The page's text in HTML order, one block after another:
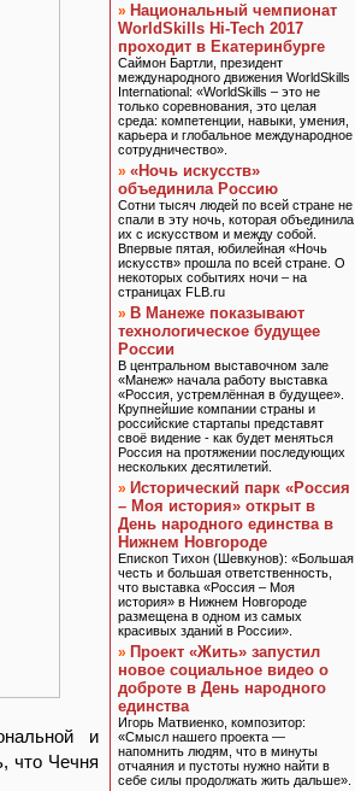
и
что Чечня
» Национальный чемпионат
WorldSkills Hi-Tech 2017
проходит в Екатеринбурге
Саймон Бартли, президент
международного движения WorldSkills
International: «WorldSkills – это не
только соревнования, это целая
среда: компетенции, навыки, умения,
карьера и глобальное международное
сотрудничество».
» «Ночь искусств»
объединила Россию
Сотни тысяч людей по всей стране не
спали в эту ночь, которая объединила
их с искусством и между собой.
Впервые пятая, юбилейная «Ночь
искусств» прошла по всей стране. О
некоторых событиях ночи – на
страницах FLB.ru
» В Манеже показывают
технологическое будущее
России
В центральном выставочном зале
«Манеж» начала работу выставка
«Россия, устремлённая в будущее».
Крупнейшие компании страны и
российские стартапы представят
своё видение - как будет меняться
Россия на протяжении последующих
нескольких десятилетий.
» Исторический парк «Россия
– Моя история» открыт в
День народного единства в
Нижнем Новгороде
Епископ Тихон (Шевкунов): «Большая
честь и большая ответственность,
что выставка «Россия – Моя
история» в Нижнем Новгороде
размещена в одном из самых
красивых зданий в России».
» Проект «Жить» запустил
новое социальное видео о
доброте в День народного
единства
Игорь Матвиенко, композитор:
«Смысл нашего проекта —
напомнить людям, что в минуты
отчаяния и пустоты нужно найти в
себе силы продолжать жить дальше».